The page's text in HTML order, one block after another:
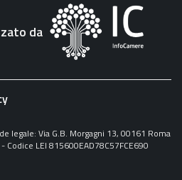
da
legale: Via G.B. Morgagni 13, 00161 Roma
LEI 815600EAD78C57FCE690